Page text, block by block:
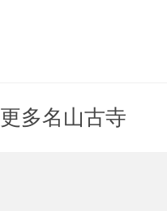
更多名山古寺